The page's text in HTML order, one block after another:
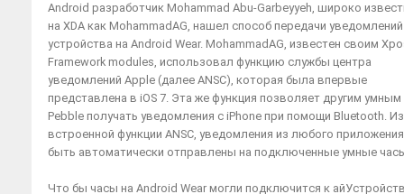
Android разработчик Mohammad Abu-Garbeyyeh, широко
на XDA как MohammadAG, нашел способ передачи уведомлений
устройства на Android Wear. MohammadAG, известен своим
Framework modules, использовал функцию службы центра
уведомлений Apple (далее ANSC), которая была впервые
представлена в iOS 7. Эта же функция позволяет другим
Pebble получать уведомления с iPhone при помощи Bluetooth.
встроенной функции ANSC, уведомления из любого
быть автоматически отправлены на подключенные умные
Что бы часы на Android Wear могли подключится к